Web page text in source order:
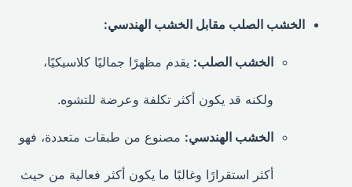
الخشب الصلب مقابل الخشب الهندسي:
الخشب الصلب:يقدم مظهرًا جماليًا كلاسيكيًا،
ولكنه قد يكون أكثر تكلفة وعرضة للتشوه.
الخشب الهندسي: مصنوع من طبقات متعددة، فهو
أكثر استقرارًا وغالبًا ما يكون أكثر فعالية من حيث